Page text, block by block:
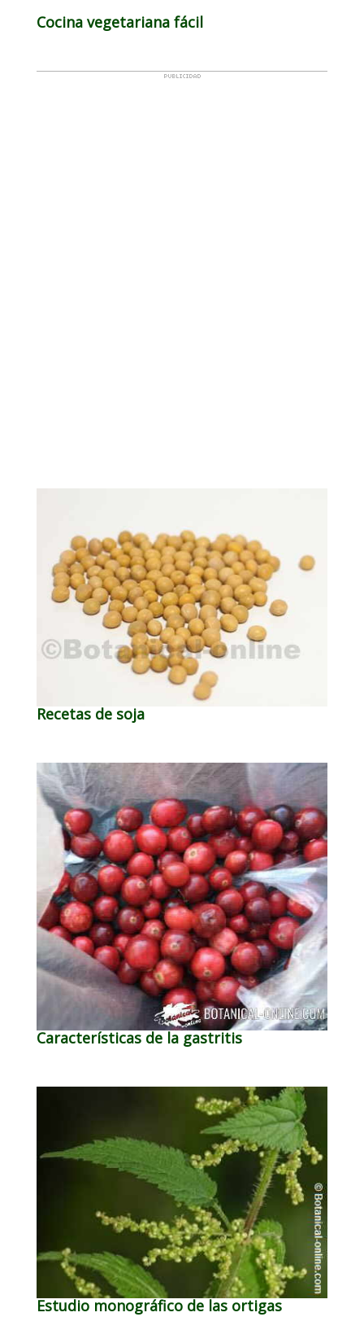
Cocina vegetariana fácil
Recetas de soja
Características de la gastritis
Estudio monográfico de las ortigas